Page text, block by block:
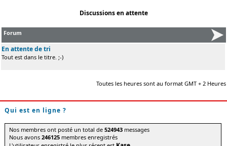
Discussions en attente
Forum
En attente de tri
Tout est dans le titre. ;-)
Toutes les heures sont au format GMT + 2 Heures
Qui est en ligne ?
Nos membres ont posté un total de524943 messages
Nous avons246125 membres enregistrés